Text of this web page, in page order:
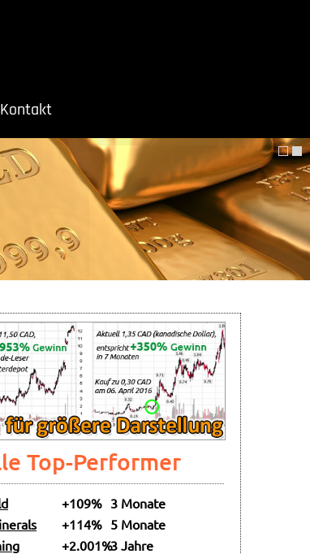
Kontakt
Top-Performer
+109% 3 Monate
+114% 5 Monate
+2.001%3 Jahre